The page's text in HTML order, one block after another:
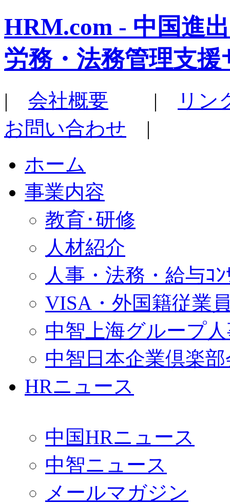
HRM.com - 中国進
労務・法務管理支援
| 会社概要 |
リン
お問い合わせ |
ホーム
事業内容
教育･研修
人材紹介
人事・法務・給与ｺﾝ
VISA・外国籍従業
中智上海グループ
中智日本企業倶楽
HRニュース
中国HRニュース
中智ニュース
メールマガジン